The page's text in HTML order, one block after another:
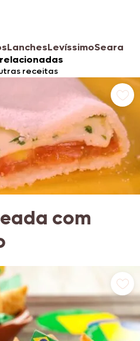
LanchesLevíssimoSeara
receitas
com